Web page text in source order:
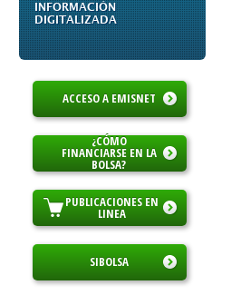
INFORMACIÓN
DIGITALIZADA
ACCESO A EMISNET
¿CÓMO
FINANCIARSE EN LA
BOLSA?
PUBLICACIONES EN
LINEA
SIBOLSA